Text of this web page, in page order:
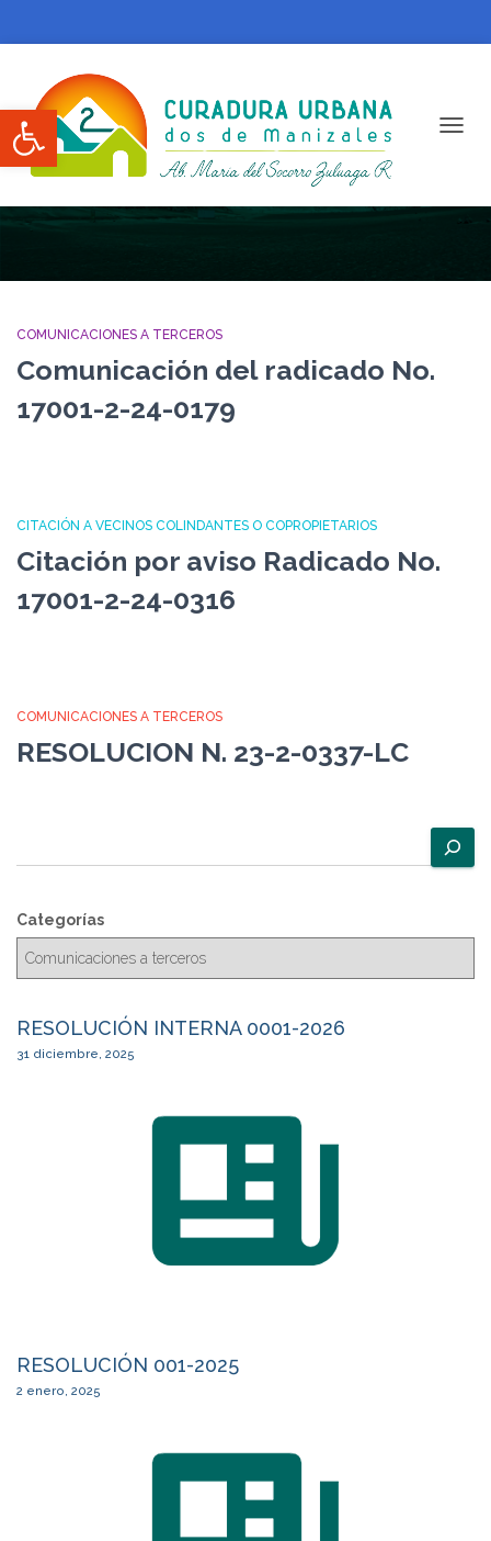
Abrir barra de herramientas
Comunicaciones a terceros
COMUNICACIONES A TERCEROS
Comunicación del radicado No.
17001-2-24-0179
CITACIÓN A VECINOS COLINDANTES O COPROPIETARIOS
Citación por aviso Radicado No.
17001-2-24-0316
COMUNICACIONES A TERCEROS
RESOLUCION N. 23-2-0337-LC
u
c
a
Categorías
RESOLUCIÓN INTERNA 0001-2026
31 diciembre, 2025
RESOLUCIÓN 001-2025
2 enero, 2025